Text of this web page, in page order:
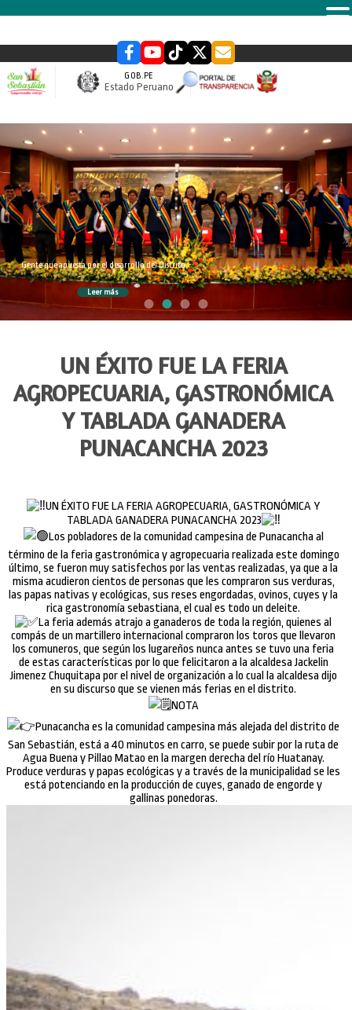
GOB.PE
Estado Peruano
slider
Inversión responsable en infraestructura y servicios
Leer más
UN ÉXITO FUE LA FERIA
AGROPECUARIA, GASTRONÓMICA
Y TABLADA GANADERA
PUNACANCHA 2023
UN ÉXITO FUE LA FERIA AGROPECUARIA, GASTRONÓMICA Y
TABLADA GANADERA PUNACANCHA 2023
último, se fueron muy satisfechos por las ventas realizadas, ya que a la
misma acudieron cientos de personas que les compraron sus verduras,
las papas nativas y ecológicas, sus reses engordadas, ovinos, cuyes y la
rica gastronomía sebastiana, el cual es todo un deleite.
La feria además atrajo a ganaderos de toda la región, quienes al
compás de un martillero internacional compraron los toros que llevaron
los comuneros, que según los lugareños nunca antes se tuvo una feria
de estas características por lo que felicitaron a la alcaldesa Jackelin
Jimenez Chuquitapa por el nivel de organización a lo cual la alcaldesa dijo
en su discurso que se vienen más ferias en el distrito.
NOTA
Punacancha es la comunidad campesina más alejada del distrito de
San Sebastián, está a 40 minutos en carro, se puede subir por la ruta de
Agua Buena y Pillao Matao en la margen derecha del río Huatanay.
Produce verduras y papas ecológicas y a través de la municipalidad se les
está potenciando en la producción de cuyes, ganado de engorde y
gallinas ponedoras.